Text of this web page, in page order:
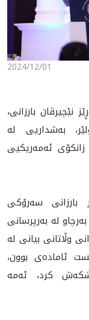
2024/12/01
یه‌كشه‌ممه‌ 1/12/2024، به‌ڕێز نێچیرڤان بارزانی،
به‌شداریی له‌
ئه‌مه‌ریكیی
بارزانی سه‌رۆكی
له‌ به‌رپرسانی
وڵاتانی بیانی له‌
ئاماده‌ی بوون،
كرد، ئه‌مه‌